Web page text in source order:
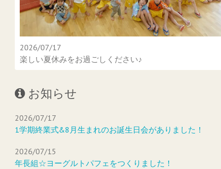
2026/07/17
楽しい夏休みをお過ごしください♪
お知らせ
2026/07/17
1学期終業式&8月生まれのお誕生日会がありました！
2026/07/15
年長組☆ヨーグルトパフェをつくりました！